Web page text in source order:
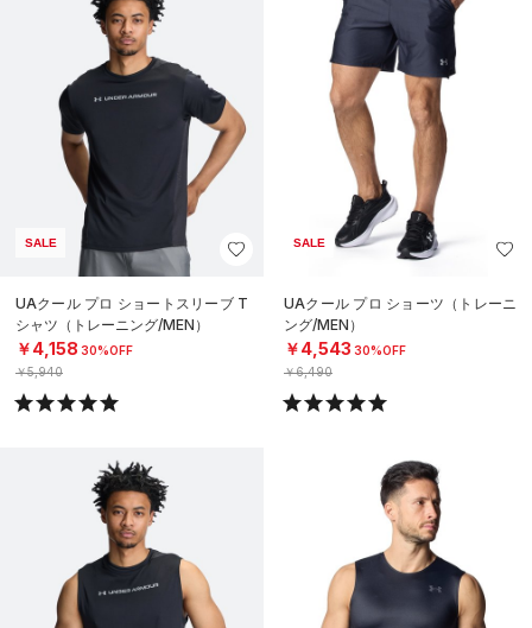
SALE
UAクール プロ ショートスリーブ T
シャツ（トレーニング/MEN）
￥4,158 30%OFF
￥5,940
SALE
UAクール プロ ショーツ（トレーニ
ング/MEN）
￥4,543 30%OFF
￥6,490